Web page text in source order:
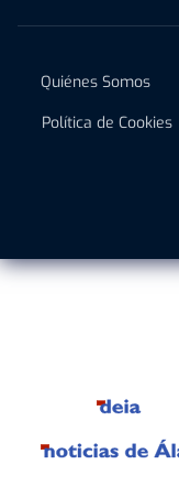
Quiénes Somos
Política de Cookies